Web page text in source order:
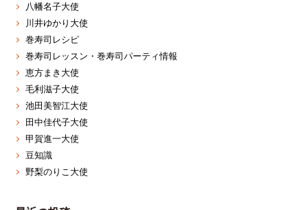
八幡名子大使
川井ゆかり大使
巻寿司レシピ
巻寿司レッスン・巻寿司パーティ情報
恵方まき大使
毛利滋子大使
池田美智江大使
田中佳代子大使
甲賀進一大使
豆知識
野梨のりこ大使